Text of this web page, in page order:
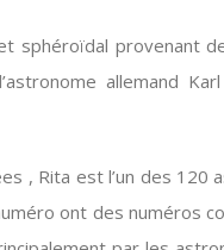
sphéroïdal provenant
allemand
, Rita est l’un des
ont des numéros